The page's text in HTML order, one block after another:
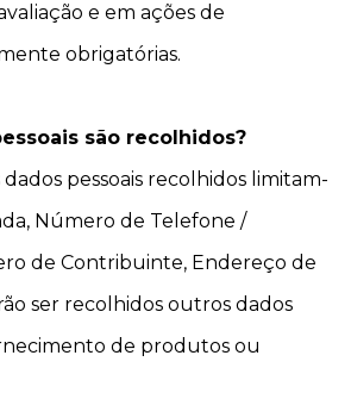
e em ações de
obrigatórias.
são recolhidos?
pessoais recolhidos limitam-
Número de Telefone /
de Contribuinte, Endereço de
ser recolhidos outros dados
de produtos ou